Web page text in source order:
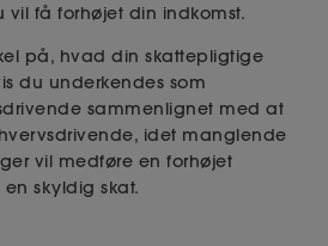
få forhøjet din indkomst.
på, hvad din skattepligtige
du underkendes som
sammenlignet med at
idet manglende
vil medføre en forhøjet
skyldig skat.